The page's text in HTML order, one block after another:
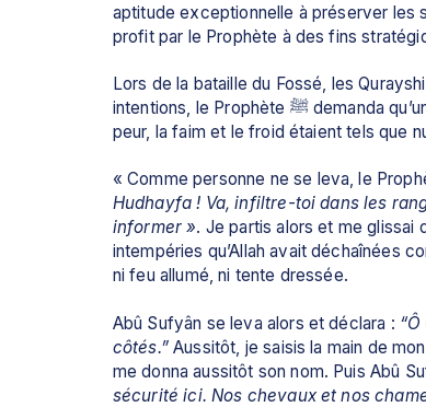
aptitude exceptionnelle à préserver les
profit par le Prophète à des fins
Lors de la bataille du Fossé, les
intentions, le Prophète ﷺ demanda qu’un volontaire parmi les Compagnons accomplisse cette mission. Mais la
peur, la faim et le froid étaient tels que
« Comme personne ne se leva, le
Hudhayfa ! Va, infiltre-toi dans les
informer ». Je partis alors et me glissai
intempéries qu’Allah avait déchaînées
ni feu allumé, ni tente dressée.
Abû Sufyân se leva alors et déclara :
côtés.” Aussitôt, je saisis la main de
me donna aussitôt son nom. Puis Abû
sécurité ici. Nos chevaux et nos